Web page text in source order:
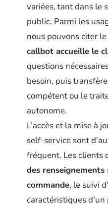
variées, tant dans le
public. Parmi les
nous pouvons citer
callbot accueille le
questions
besoin, puis
compétent ou le
autonome.
L’accès et la mise à
self-service sont
fréquent. Les clients
des
commande, le suivi
caractéristiques